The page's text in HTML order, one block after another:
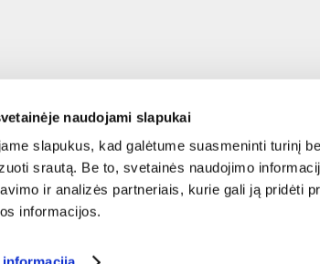
naudojami slapukai
slapukus, kad galėtume suasmeninti turinį
srautą. Be to, svetainės naudojimo
ir analizės partneriais, kurie gali ją pridėti
informacijos.